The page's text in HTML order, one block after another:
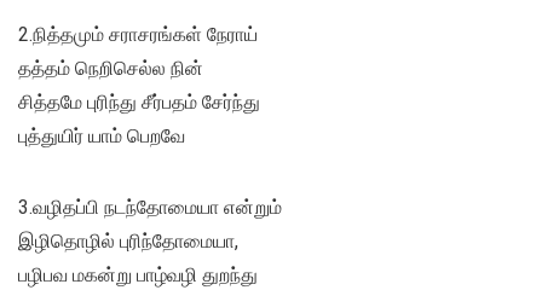
2.நித்தமும் சராசரங்கள் நேராய்
தத்தம் நெறிசெல்ல நின்
சித்தமே புரிந்து சீர்பதம் சேர்ந்து
புத்துயிர் யாம் பெறவே
3.வழிதப்பி நடந்தோமையா என்றும்
இழிதொழில் புரிந்தோமையா,
பழிபவ மகன்று பாழ்வழி துறந்து